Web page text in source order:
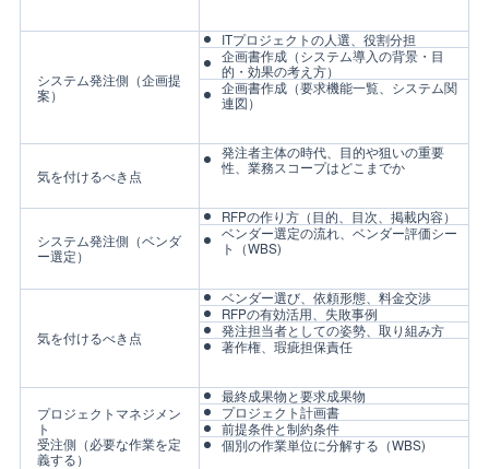
システム発注側（企画提
案）
ITプロジェクトの人選、役割分担
企画書作成（システム導入の背景・目
的・効果の考え方）
企画書作成（要求機能一覧、システム関
連図）
気を付けるべき点
発注者主体の時代、目的や狙いの重要
性、業務スコープはどこまでか
システム発注側（ベンダ
ー選定）
RFPの作り方（目的、目次、掲載内容）
ベンダー選定の流れ、ベンダー評価シー
ト（WBS)
気を付けるべき点
ベンダー選び、依頼形態、料金交渉
RFPの有効活用、失敗事例
発注担当者としての姿勢、取り組み方
著作権、瑕疵担保責任
プロジェクトマネジメン
ト
受注側（必要な作業を定
義する）
最終成果物と要求成果物
プロジェクト計画書
前提条件と制約条件
個別の作業単位に分解する（WBS)